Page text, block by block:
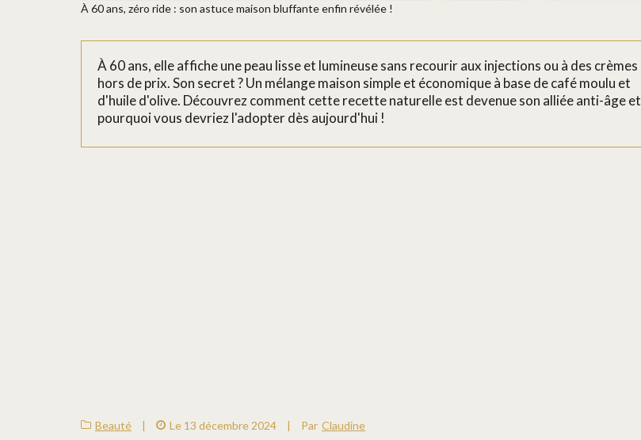
À 60 ans, zéro ride : son astuce maison bluffante enfin révélée !
À 60 ans, elle affiche une peau lisse et lumineuse sans recourir aux injections ou à des crèmes
hors de prix. Son secret ? Un mélange maison simple et économique à base de café moulu et
d'huile d'olive. Découvrez comment cette recette naturelle est devenue son alliée anti-âge et
pourquoi vous devriez l'adopter dès aujourd'hui !
Beauté | Le 13 décembre 2024 | Par Claudine